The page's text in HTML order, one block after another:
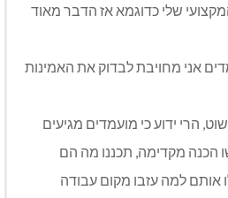
שלי כדוגמא אז הדבר מאוד
אני מחויבת לבדוק את האמינות
הרי ידוע כי מועמדים מגיעים
הכנה מקדימה, תכננו מה הם
אותם למה עזבו מקום עבודה